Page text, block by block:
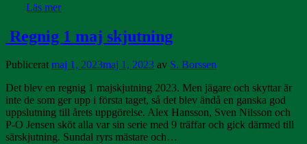
Läs mer
Regnig 1 maj skjutning
Publicerat maj 1, 2023maj 1, 2023 av S. Borssen
Det blev en regnig 1 majskjutning 2023. Men jägare och skyttar är
inte de som ger upp i första taget, så det blev ändå en ganska god
uppslutning till årets uppgörelse. Alex Hansson, Sven Nilsson och
P-O Jensen sköt alla var sin serie med 9 träffar och gick därmed till
särskjutning. Sundal ryrs mästare och…